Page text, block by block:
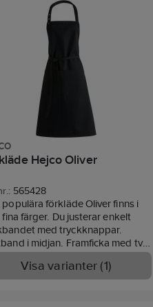
Hejco Oliver
565428
förkläde Oliver finns i
fina färger. Du justerar enkelt
med tryckknappar.
i midjan. Framficka med två
Bredd ca 70 cm, längd ca
Nackband. Tryckknappar.
Framfickor.Material:65%
Visa varianter (1)